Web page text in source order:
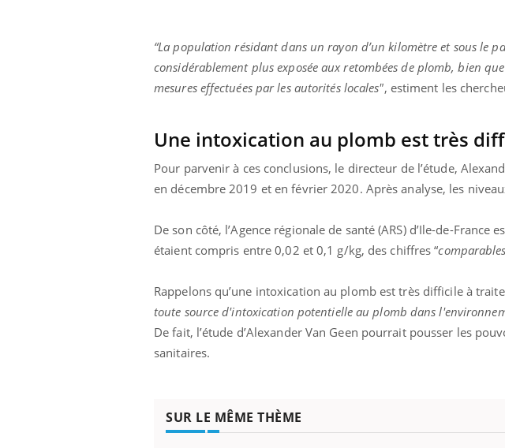
“La population résidant dans un rayon d’un kilomètre et sous le
considérablement plus exposée aux retombées de plomb, bien
mesures effectuées par les autorités locales", estiment les
Une intoxication au plomb est très
Pour parvenir à ces conclusions, le directeur de l’étude,
en décembre 2019 et en février 2020. Après analyse, les
De son côté, l’Agence régionale de santé (ARS) d’Ile-de-
étaient compris entre 0,02 et 0,1 g/kg, des chiffres “
Rappelons qu’une intoxication au plomb est très difficile à
toute source d'intoxication potentielle au plomb dans
De fait, l’étude d’Alexander Van Geen pourrait pousser les
sanitaires.
SUR LE MÊME THÈME